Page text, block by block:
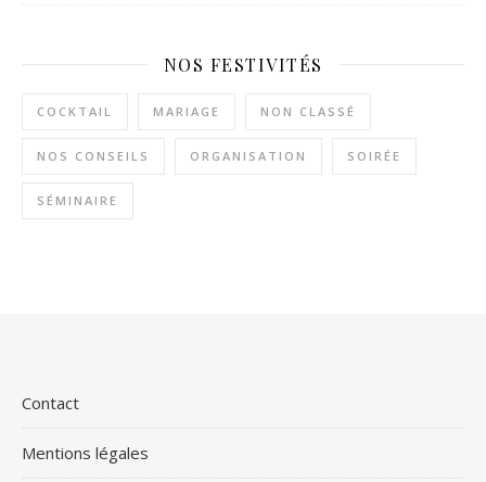
NOS FESTIVITÉS
COCKTAIL MARIAGE NON CLASSÉ
NOS CONSEILS ORGANISATION SOIRÉE
SÉMINAIRE
Contact
Mentions légales